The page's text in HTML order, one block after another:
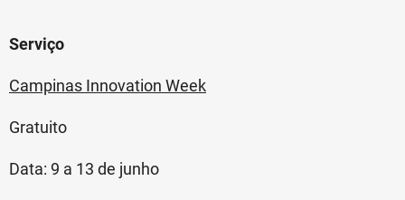
Serviço
Campinas Innovation Week
Gratuito
Data: 9 a 13 de junho